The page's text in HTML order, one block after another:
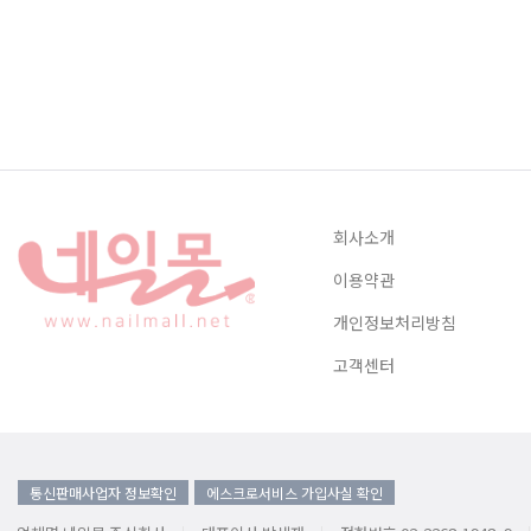
회사소개
이용약관
개인정보처리방침
고객센터
통신판매사업자 정보확인 에스크로서비스 가입사실 확인